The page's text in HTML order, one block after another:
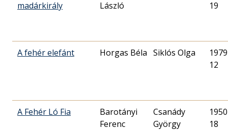
madárkirály László 19
A fehér elefánt Horgas Béla Siklós Olga
12
A Fehér Ló Fia
Barotányi
Ferenc
Csanády
György
18